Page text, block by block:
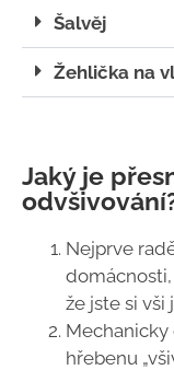
Šalvěj
Žehlička na
Jaký je
Nejprve
že jste si vši
hřebenu